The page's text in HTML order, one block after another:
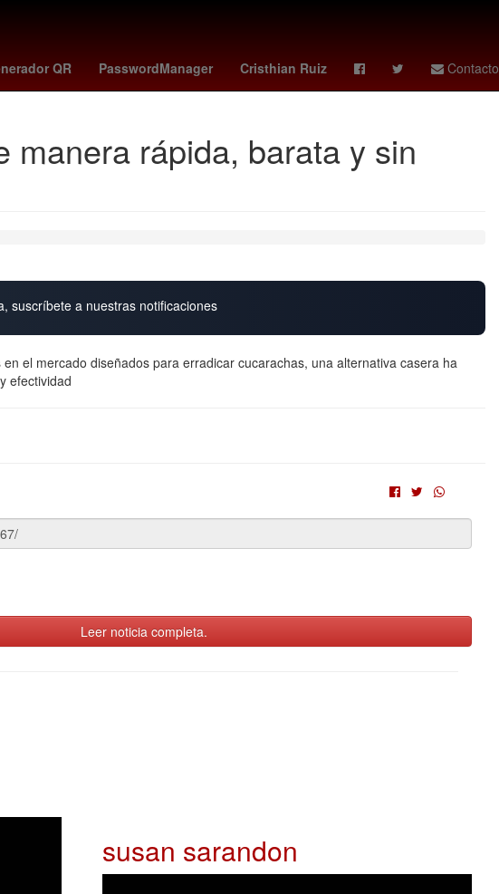
QR PasswordManager Cristhian Ruiz Contacto
Germán Berterame Hugo Lloris Oficina de la Presidencia de la República
manera rápida, barata y sin
suscríbete a nuestras notificaciones
el mercado diseñados para erradicar cucarachas, una alternativa casera ha
efectividad
Leer noticia completa.
susan sarandon